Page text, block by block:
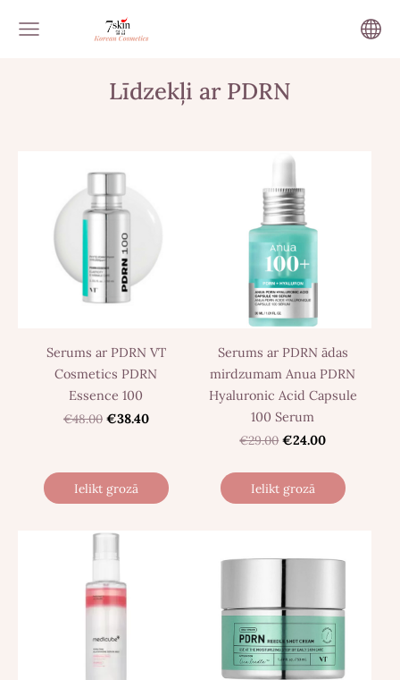
Līdzekļi ar PDRN
Serums ar PDRN VT
Cosmetics PDRN
Essence 100
€48.00 €38.40
Ielikt grozā
Serums ar PDRN ādas
mirdzumam Anua PDRN
Hyaluronic Acid Capsule
100 Serum
€29.00 €24.00
Ielikt grozā